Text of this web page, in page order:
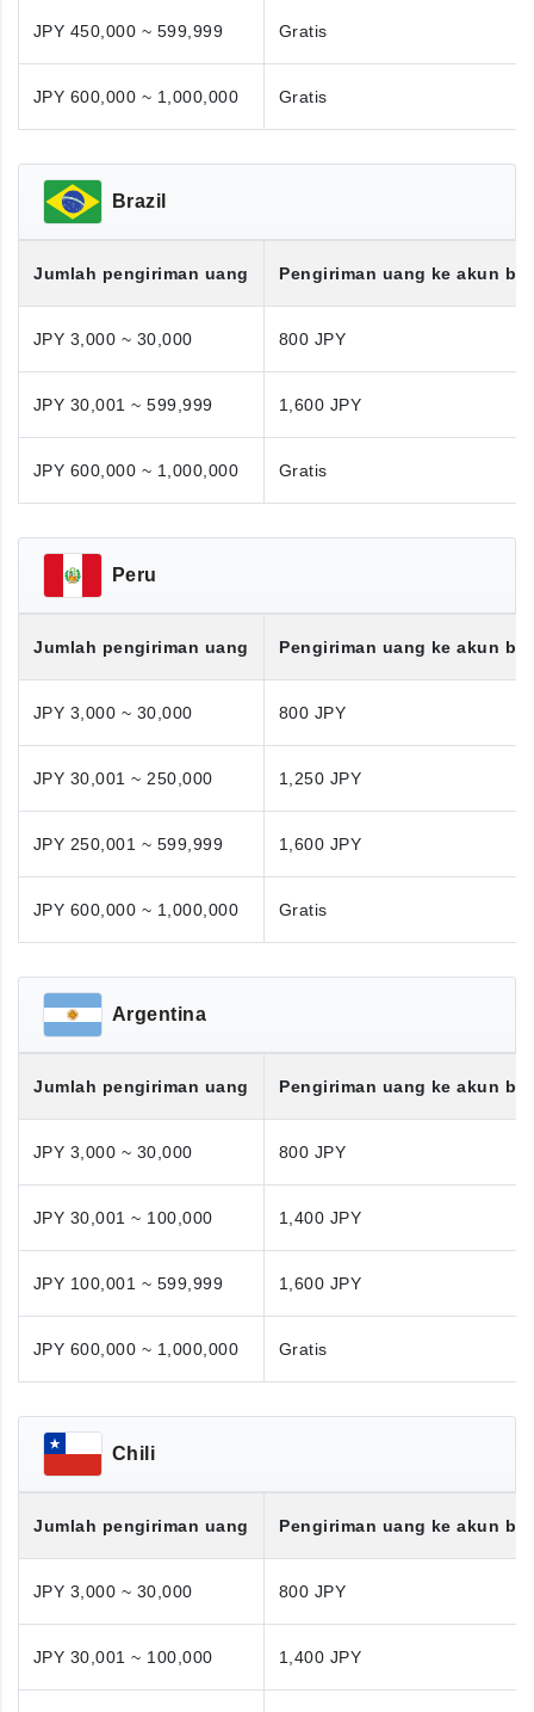
JPY 450,000 ~ 599,999 Gratis
JPY 600,000 ~ 1,000,000 Gratis
Brazil
Jumlah pengiriman uang Pengiriman uang ke akun
JPY 3,000 ~ 30,000 800 JPY
JPY 30,001 ~ 599,999 1,600 JPY
JPY 600,000 ~ 1,000,000 Gratis
Peru
Jumlah pengiriman uang Pengiriman uang ke akun
JPY 3,000 ~ 30,000 800 JPY
JPY 30,001 ~ 250,000 1,250 JPY
JPY 250,001 ~ 599,999 1,600 JPY
JPY 600,000 ~ 1,000,000 Gratis
Argentina
Jumlah pengiriman uang Pengiriman uang ke akun
JPY 3,000 ~ 30,000 800 JPY
JPY 30,001 ~ 100,000 1,400 JPY
JPY 100,001 ~ 599,999 1,600 JPY
JPY 600,000 ~ 1,000,000 Gratis
Chili
Jumlah pengiriman uang Pengiriman uang ke akun
JPY 3,000 ~ 30,000 800 JPY
JPY 30,001 ~ 100,000 1,400 JPY